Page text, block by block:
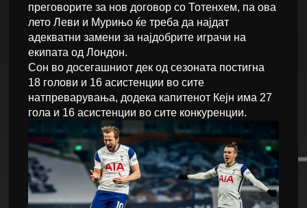
преговорите за нов договор со Тотенхем, па ова
лето Леви и Мурињо ќе треба да најдат
адекватни замени за најдобрите играчи на
екипата од Лондон.
Сон во досегашниот дек од сезоната постигна
18 голови и 16 асистенции во сите
натпреварувања, додека капитенот Кејн има 27
гола и 16 асистенции во сите конкуренции.